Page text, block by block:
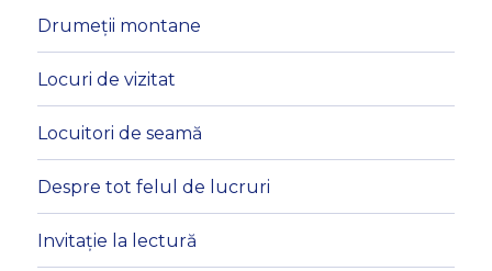
Drumeții montane
Locuri de vizitat
Locuitori de seamă
Despre tot felul de lucruri
Invitație la lectură